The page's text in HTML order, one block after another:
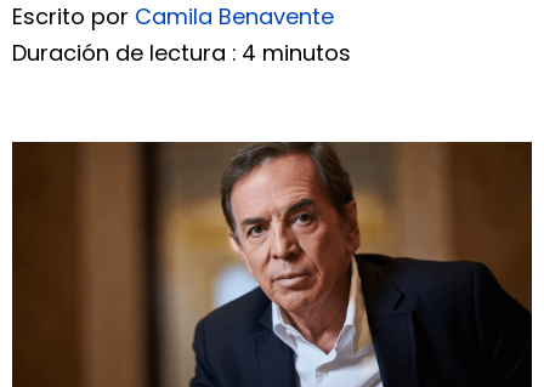
Escrito por Camila Benavente
Duración de lectura : 4 minutos